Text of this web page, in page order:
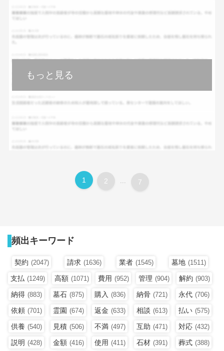
もっと見る
1 2 ... 7
頻出キーワード
契約 (2047) 請求 (1636) 業者 (1545) 墓地 (1511)
支払 (1249) 高額 (1071) 費用 (952) 管理 (904) 解約 (903)
納得 (883) 墓石 (875) 購入 (836) 納骨 (721) 永代 (706)
依頼 (701) 霊園 (674) 返金 (633) 相談 (613) 払い (575)
供養 (540) 見積 (506) 不満 (497) 互助 (471) 対応 (432)
説明 (428) 金額 (416) 使用 (411) 石材 (391) 葬式 (388)